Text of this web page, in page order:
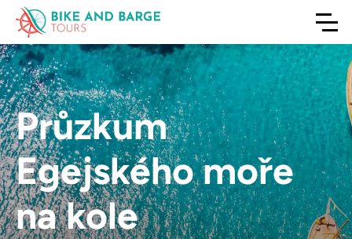
Průzkum
Egejského moře
na kole